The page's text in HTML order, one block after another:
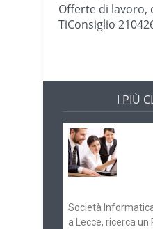
Offerte di lavoro,
TiConsiglio
I PIÙ
Società
a Lecce, ricerca